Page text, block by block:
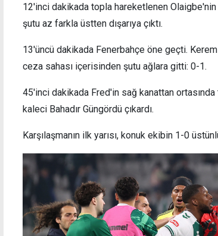
12'inci dakikada topla hareketlenen
şutu az farkla üstten dışarıya çıktı.
13'üncü dakikada Fenerbahçe öne geçti.
ceza sahası içerisinden şutu ağlara gitti: 0-1.
45'inci dakikada Fred'in sağ kanattan
kaleci Bahadır Güngördü çıkardı.
Karşılaşmanın ilk yarısı, konuk ekibin 1-0